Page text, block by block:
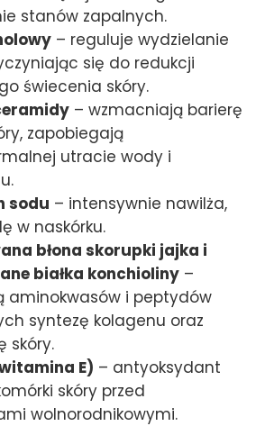
stanów zapalnych.
– reguluje wydzielanie
się do redukcji
świecenia skóry.
– wzmacniają barierę
zapobiegają
utracie wody i
sodu – intensywnie nawilża,
w naskórku.
błona skorupki jajka i
białka konchioliny –
aminokwasów i peptydów
syntezę kolagenu oraz
skóry.
E) – antyoksydant
skóry przed
wolnorodnikowymi.